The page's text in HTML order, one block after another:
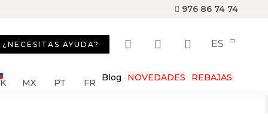
976 86 74 74
¿NECESITAS AYUDA? ES
MX PT FR Blog NOVEDADES REBAJAS